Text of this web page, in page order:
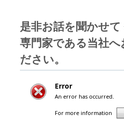
是非お話を聞かせ
専門家である当社へ
ださい。